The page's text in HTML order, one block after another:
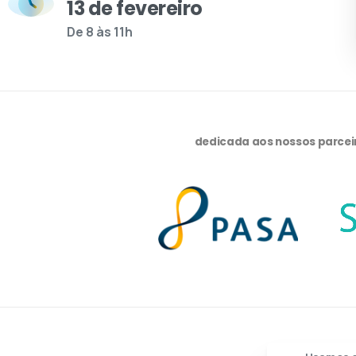
13 de fevereiro
De 8 às 11h
dedicada aos nossos